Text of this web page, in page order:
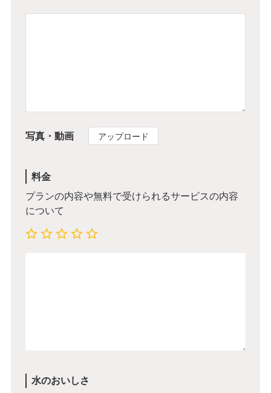
写真・動画 アップロード
料金
プランの内容や無料で受けられるサービスの内容
について
水のおいしさ